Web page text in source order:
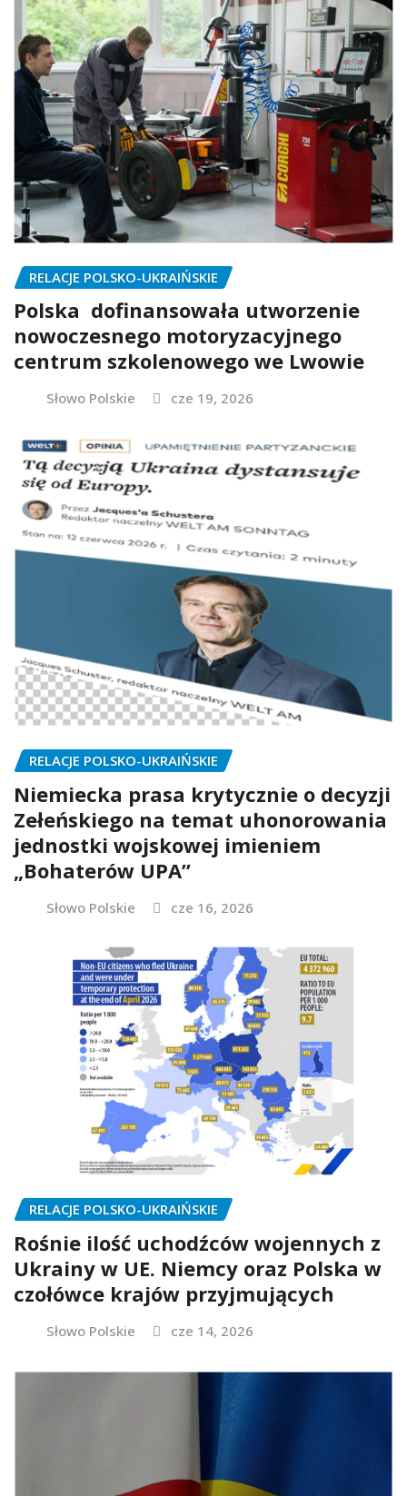
RELACJE POLSKO-UKRAIŃSKIE
Polska dofinansowała utworzenie
nowoczesnego motoryzacyjnego
centrum szkolenowego we Lwowie
Słowo Polskie cze 19, 2026
RELACJE POLSKO-UKRAIŃSKIE
Niemiecka prasa krytycznie o decyzji
Zełeńskiego na temat uhonorowania
jednostki wojskowej imieniem
„Bohaterów UPA”
Słowo Polskie cze 16, 2026
RELACJE POLSKO-UKRAIŃSKIE
Rośnie ilość uchodźców wojennych z
Ukrainy w UE. Niemcy oraz Polska w
czołówce krajów przyjmujących
Słowo Polskie cze 14, 2026